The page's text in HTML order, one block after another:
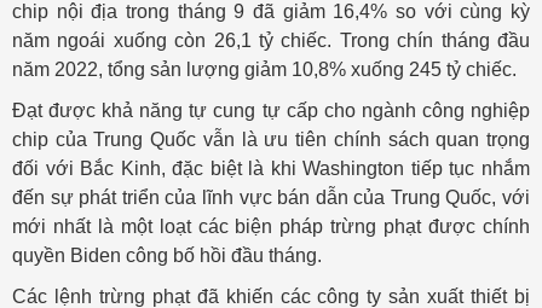
chip nội địa trong tháng 9 đã giảm 16,4% so với cùng kỳ
năm ngoái xuống còn 26,1 tỷ chiếc. Trong chín tháng đầu
năm 2022, tổng sản lượng giảm 10,8% xuống 245 tỷ chiếc.
Đạt được khả năng tự cung tự cấp cho ngành công nghiệp
chip của Trung Quốc vẫn là ưu tiên chính sách quan trọng
đối với Bắc Kinh, đặc biệt là khi Washington tiếp tục nhắm
đến sự phát triển của lĩnh vực bán dẫn của Trung Quốc, với
mới nhất là một loạt các biện pháp trừng phạt được chính
quyền Biden công bố hồi đầu tháng.
Các lệnh trừng phạt đã khiến các công ty sản xuất thiết bị